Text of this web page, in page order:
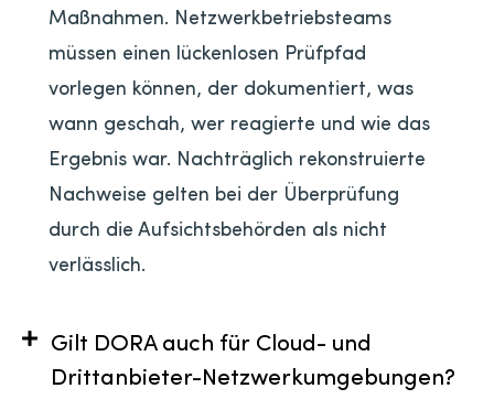
Maßnahmen. Netzwerkbetriebsteams
müssen einen lückenlosen Prüfpfad
vorlegen können, der dokumentiert, was
wann geschah, wer reagierte und wie das
Ergebnis war. Nachträglich rekonstruierte
Nachweise gelten bei der Überprüfung
durch die Aufsichtsbehörden als nicht
verlässlich.
Gilt DORA auch für Cloud- und
Drittanbieter-Netzwerkumgebungen?